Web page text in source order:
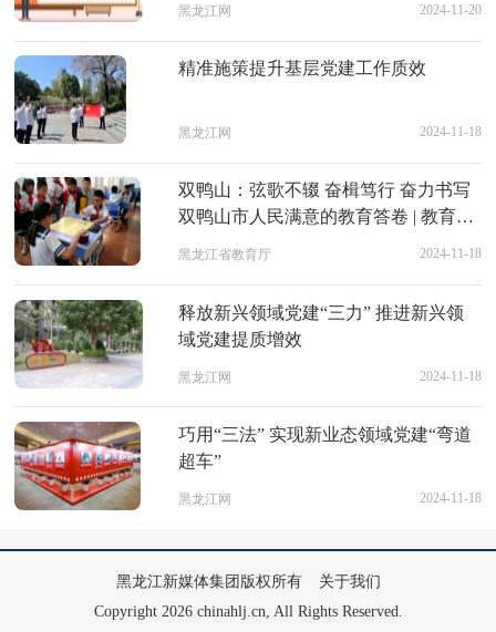
黑龙江网 2024-11-20
精准施策提升基层党建工作质效
黑龙江网 2024-11-18
双鸭山：弦歌不辍 奋楫笃行 奋力书写
双鸭山市人民满意的教育答卷 | 教育强
省·各地教育成就巡礼
黑龙江省教育厅 2024-11-18
释放新兴领域党建“三力” 推进新兴领
域党建提质增效
黑龙江网 2024-11-18
巧用“三法” 实现新业态领域党建“弯道
超车”
黑龙江网 2024-11-18
黑龙江新媒体集团版权所有
关于我们
Copyright 2026 chinahlj.cn, All Rights Reserved.